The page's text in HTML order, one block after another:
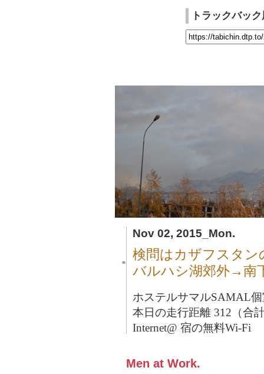
トラックバッ
Nov 02, 2015_Mon.
■
検問はカザフスタン
バルハシ湖郊外→南
ホステルサマルSAMAL
本日の走行距離 312（合
Internet@ 宿の無料Wi-Fi
Men at Work.